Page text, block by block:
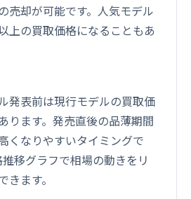
売却が可能です。人気モデル
上の買取価格になることもあ
発表前は現行モデルの買取価
ります。発売直後の品薄期間
くなりやすいタイミングで
移グラフで相場の動きをリ
ます。